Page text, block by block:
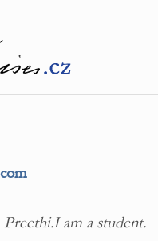
am a student.